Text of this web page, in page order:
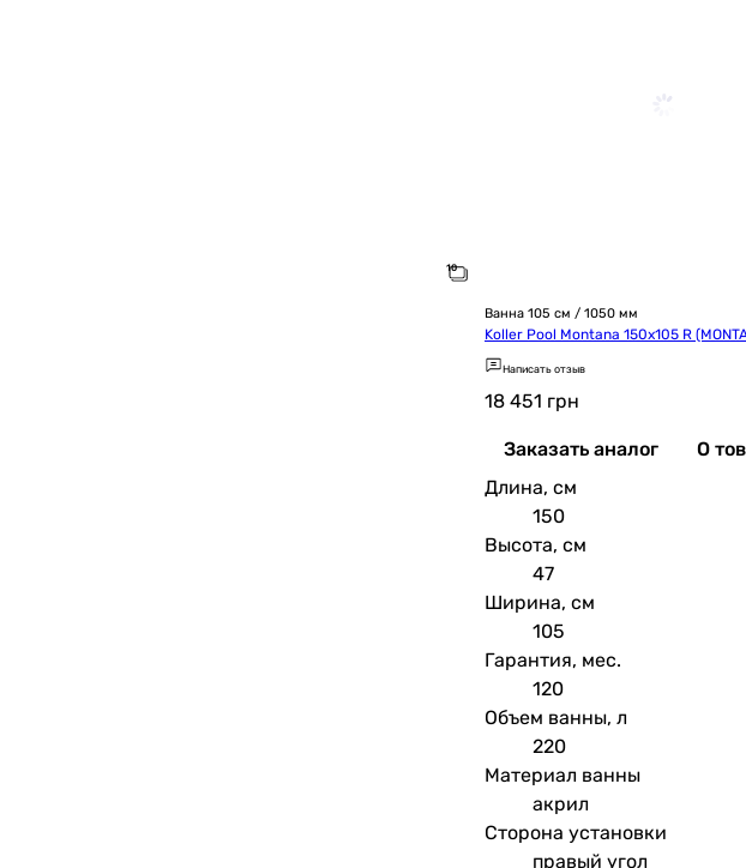
Ванна 105 см / 1050 мм
Koller Pool Montana 150х105 R
Написать отзыв
18 451 грн
Заказать аналог
О
Длина, см
150
Высота, см
47
Ширина, см
105
Гарантия, мес.
120
Объем ванны, л
220
Материал ванны
акрил
Сторона установки
правый угол